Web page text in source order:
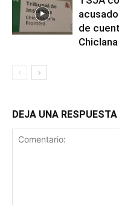
de
DEJA UNA RESPUESTA